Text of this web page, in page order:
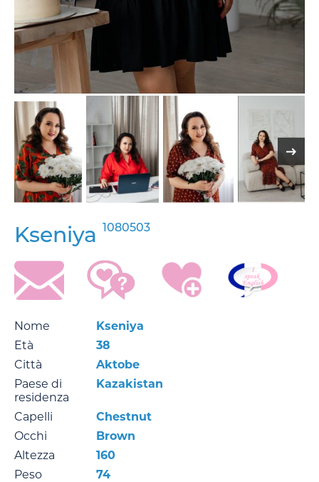
Kseniya 1080503
Nome
Kseniya
Età
38
Città
Aktobe
Paese di
residenza
Kazakistan
Capelli
Chestnut
Occhi
Brown
Altezza
160
Peso
74